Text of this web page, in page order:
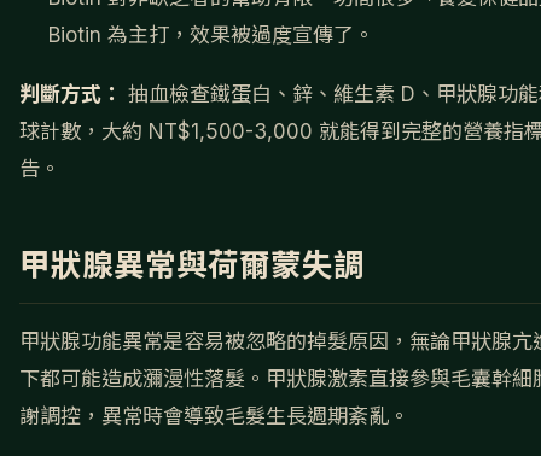
Biotin 為主打，效果被過度宣傳了。
判斷方式： 抽血檢查鐵蛋白、鋅、維生素 D、甲狀腺功
球計數，大約 NT$1,500-3,000 就能得到完整的營養指
告。
甲狀腺異常與荷爾蒙失調
甲狀腺功能異常是容易被忽略的掉髮原因，無論甲狀腺亢
下都可能造成瀰漫性落髮。甲狀腺激素直接參與毛囊幹細
謝調控，異常時會導致毛髮生長週期紊亂。